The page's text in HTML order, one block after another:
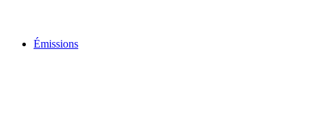
Émissions